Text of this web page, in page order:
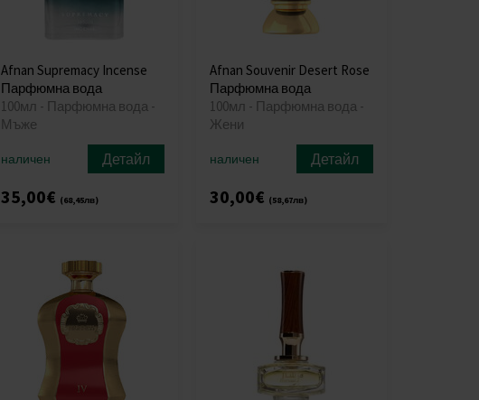
Afnan Supremacy Incense
Парфюмна вода
100мл - Парфюмна вода -
Мъже
наличен Детайл
35,00€ (68,45лв)
Afnan Souvenir Desert Rose
Парфюмна вода
100мл - Парфюмна вода -
Жени
наличен Детайл
30,00€ (58,67лв)